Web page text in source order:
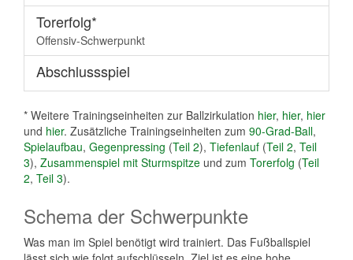
Torerfolg*
Offensiv-Schwerpunkt
Abschlussspiel
* Weitere Trainingseinheiten zur Ballzirkulation hier, hier, hier
und hier. Zusätzliche Trainingseinheiten zum 90-Grad-Ball,
Spielaufbau, Gegenpressing (Teil 2), Tiefenlauf (Teil 2, Teil
3), Zusammenspiel mit Sturmspitze und zum Torerfolg (Teil
2, Teil 3).
Schema der Schwerpunkte
Was man im Spiel benötigt wird trainiert. Das Fußballspiel